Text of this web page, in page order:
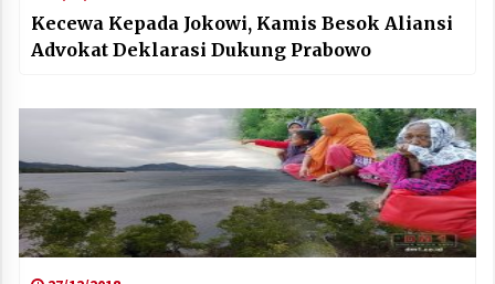
Kecewa Kepada Jokowi, Kamis Besok Aliansi
Advokat Deklarasi Dukung Prabowo